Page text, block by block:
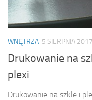
WNĘTRZA 5 SIERPNIA 2017
Drukowanie na
plexi
Drukowanie na szkle i